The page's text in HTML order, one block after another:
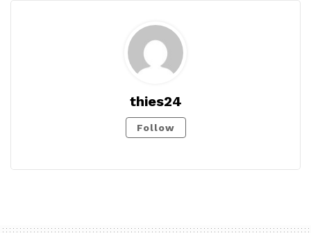
thies24
Follow